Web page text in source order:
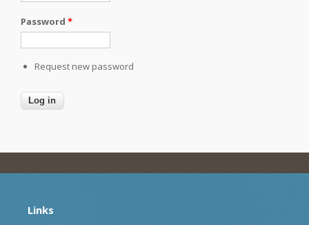
Password *
Request new password
Links